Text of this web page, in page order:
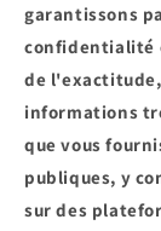
garantissons
confidentialité
de
informations
que vous
publiques, y
sur des